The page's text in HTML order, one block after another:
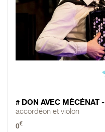
# DON AVEC MÉCÉNAT -
accordéon et violon
0€